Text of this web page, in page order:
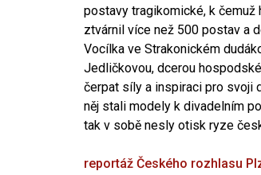
postavy tragikomické, k čemuž
ztvárnil více než 500 postav a
Vocílka ve Strakonickém
Jedličkovou, dcerou
čerpat síly a inspiraci pro svoji
něj stali modely k divadelním
tak v sobě nesly otisk ryze
reportáž Českého rozhlasu